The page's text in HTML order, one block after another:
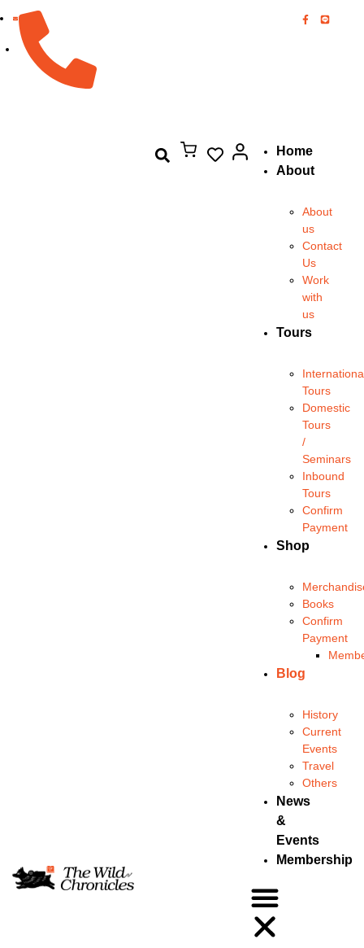
Home
About
About
us
Contact
Us
Work
with
us
Tours
Tours
Domestic
Tours
/
Seminars
Inbound
Tours
Confirm
Payment
Shop
Books
Confirm
Payment
Blog
History
Current
Events
Travel
Others
News
&
Events
Membership